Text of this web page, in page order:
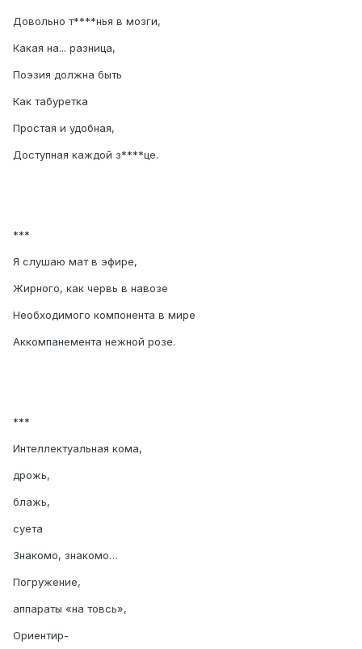
Довольно т****нья в мозги,
Какая на... разница,
Поэзия должна быть
Как табуретка
Простая и удобная,
Доступная каждой з****це.
***
Я слушаю мат в эфире,
Жирного, как червь в навозе
Необходимого компонента в мире
Аккомпанемента нежной розе.
***
Интеллектуальная кома,
дрожь,
блажь,
суета
Знакомо, знакомо…
Погружение,
аппараты «на товсь»,
Ориентир-